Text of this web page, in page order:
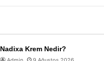
Nadixa Krem Nedir?